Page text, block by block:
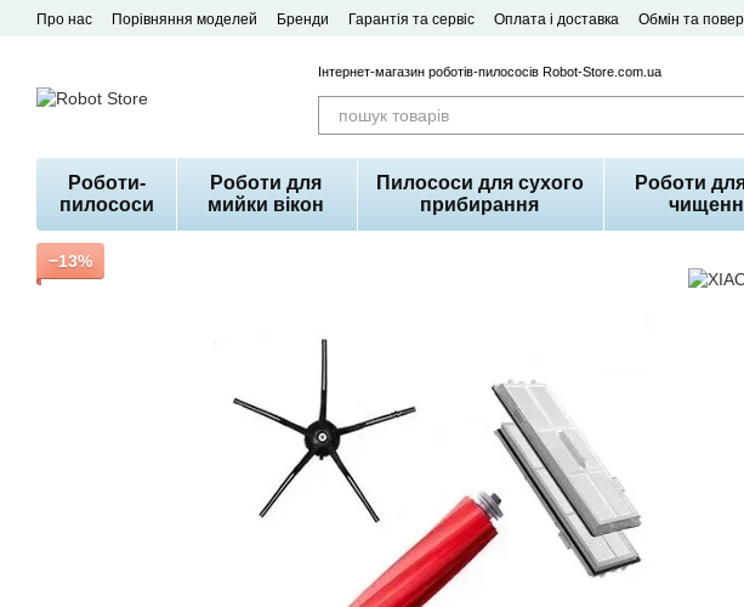
Перейти до основного контенту
Про нас Порівняння моделей Бренди Гарантія та сервіс Оплата і доставка Обмін та
Інтернет-магазин роботів-пилососів Robot-Store.com.ua
Роботи-
пилососи
Роботи для
мийки вікон
Пилососи для сухого
прибирання
Роботи
−13%